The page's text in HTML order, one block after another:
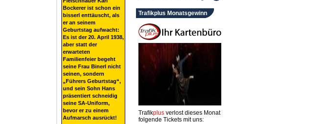
Bockerer ist schon ein
bisserl enttäuscht, als
er an seinem
Geburtstag aufwacht:
Es ist der 20. April 1938,
aber statt der
erwarteten
Familienfeier begeht
seine Frau Binerl nicht
seinen, sondern
„Führers Geburtstag“,
und sein Sohn Hans
präsentiert schneidig
seine SA-Uniform,
bevor er zu einem
Aufmarsch ausrückt!
Trafikplus Monatsgewinn
Trafikplusverlost dieses Monat
folgende Tickets mit uns: